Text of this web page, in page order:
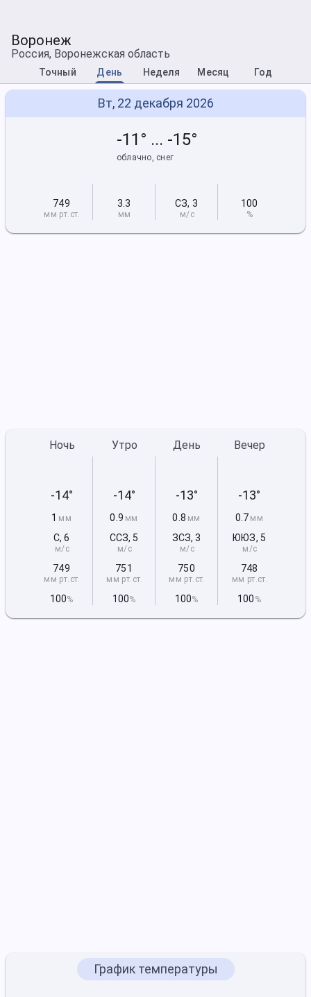
Воронеж
Россия, Воронежская область
Точный День Неделя Месяц Год
Вт, 22 декабря 2026
-11° ... -15°
облачно, снег
749
мм рт.ст.
3.3
мм
СЗ, 3
м/с
100
%
Ночь
-14°
1 мм
С,6
м/с
749
мм рт.ст.
100%
Утро
-14°
0.9 мм
ССЗ, 5
м/с
751
мм рт.ст.
100%
День
-13°
0.8 мм
ЗСЗ,3
м/с
750
мм рт.ст.
100%
Вечер
-13°
0.7 мм
ЮЮЗ, 5
м/с
748
мм рт.ст.
100 %
График температуры